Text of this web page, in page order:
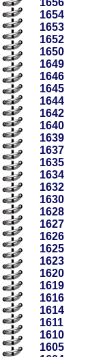
1656
1654
1653
1652
1650
1649
1646
1645
1644
1642
1640
1639
1637
1635
1634
1632
1630
1628
1627
1626
1625
1623
1620
1619
1616
1614
1611
1610
1605